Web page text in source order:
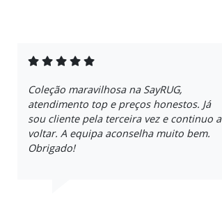
Coleção maravilhosa na SayRUG,
atendimento top e preços honestos. Já
sou cliente pela terceira vez e continuo a
voltar. A equipa aconselha muito bem.
Obrigado!